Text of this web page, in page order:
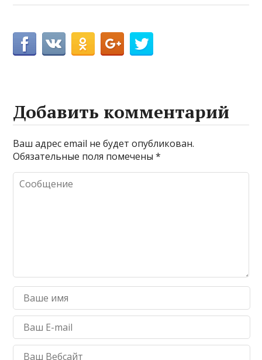
Добавить комментарий
Ваш адрес email не будет опубликован.
Обязательные поля помечены*